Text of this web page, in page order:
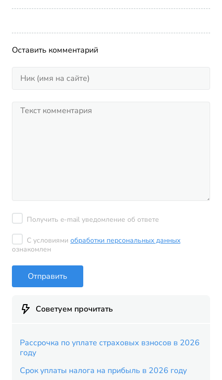
Оставить комментарий
Получить e-mail уведомление об ответе
С условиями обработки персональных данных
ознакомлен
Отправить
Советуем прочитать
Рассрочка по уплате страховых взносов в 2026
году
Срок уплаты налога на прибыль в 2026 году